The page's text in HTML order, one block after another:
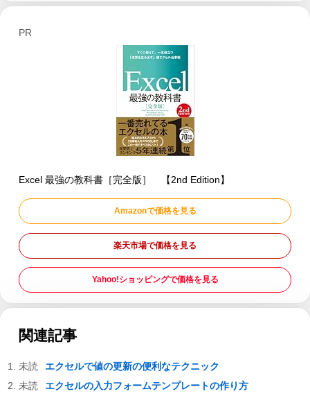
PR
Excel 最強の教科書［完全版］ 【2nd Edition】
Amazonで価格を見る
楽天市場で価格を見る
Yahoo!ショッピングで価格を見る
関連記事
エクセルで値の更新の便利なテクニック
エクセルの入力フォームテンプレートの作り方